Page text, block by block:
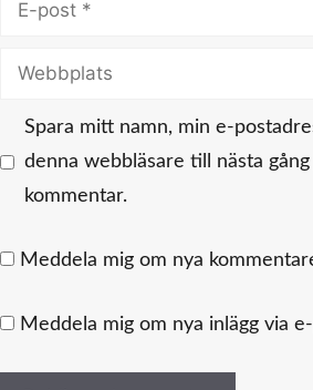
Webbplats
Spara mitt namn, min e-
denna webbläsare till nästa
kommentar.
Meddela mig om nya
Meddela mig om nya inlägg via